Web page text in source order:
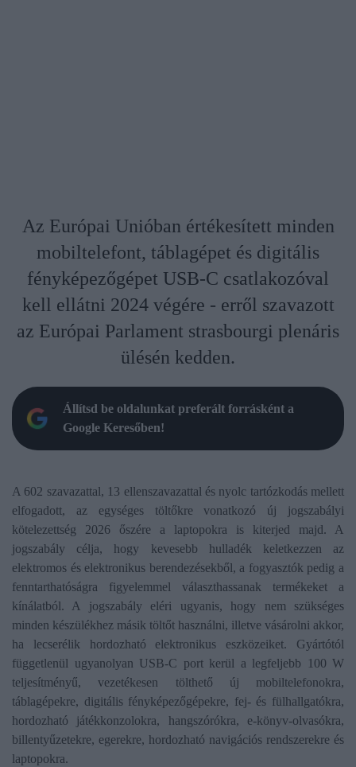
Az Európai Unióban értékesített minden
mobiltelefont, táblagépet és digitális
fényképezőgépet USB-C csatlakozóval
kell ellátni 2024 végére - erről szavazott
az Európai Parlament strasbourgi plenáris
ülésén kedden.
Állítsd be oldalunkat preferált forrásként a
Google Keresőben!
A 602 szavazattal, 13 ellenszavazattal és nyolc tartózkodás mellett
elfogadott, az egységes töltőkre vonatkozó új jogszabályi
kötelezettség 2026 őszére a laptopokra is kiterjed majd. A
jogszabály célja, hogy kevesebb hulladék keletkezzen az
elektromos és elektronikus berendezésekből, a fogyasztók pedig a
fenntarthatóságra figyelemmel választhassanak termékeket a
kínálatból. A jogszabály eléri ugyanis, hogy nem szükséges
minden készülékhez másik töltőt használni, illetve vásárolni akkor,
ha lecserélik hordozható elektronikus eszközeiket. Gyártótól
függetlenül ugyanolyan USB-C port kerül a legfeljebb 100 W
teljesítményű, vezetékesen tölthető új mobiltelefonokra,
táblagépekre, digitális fényképezőgépekre, fej- és fülhallgatókra,
hordozható játékkonzolokra, hangszórókra, e-könyv-olvasókra,
billentyűzetekre, egerekre, hordozható navigációs rendszerekre és
laptopokra.